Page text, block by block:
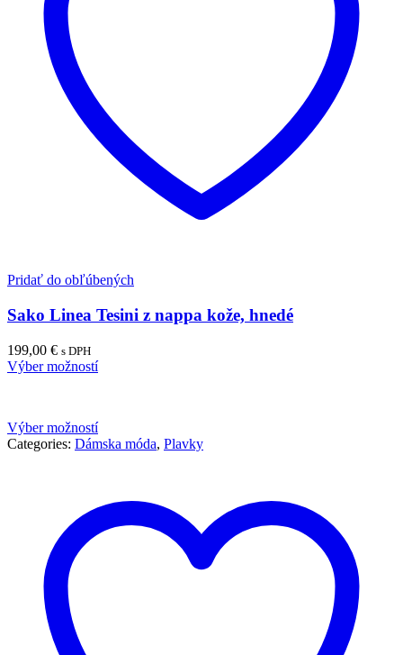
Pridať do obľúbených
Sako Linea Tesini z nappa kože, hnedé
199,00 € s DPH
Výber možností
Výber možností
Categories: Dámska móda, Plavky